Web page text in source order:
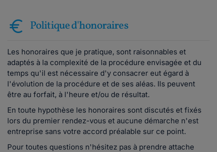
Politique d'honoraires
Les honoraires que je pratique, sont raisonnables et
adaptés à la complexité de la procédure envisagée et du
temps qu'il est nécessaire d'y consacrer eut égard à
l'évolution de la procédure et de ses aléas. Ils peuvent
être au forfait, à l'heure et/ou de résultat.
En toute hypothèse les honoraires sont discutés et fixés
lors du premier rendez-vous et aucune démarche n'est
entreprise sans votre accord préalable sur ce point.
Pour toutes questions n'hésitez pas à prendre attache